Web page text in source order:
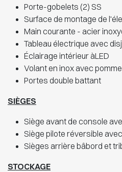
Porte-gobelets (2) SS
Surface de montage de
Main courante - acier
Tableau électrique avec
Éclairage intérieur àLED
Volant en inox avec
Portes double battant
SIÈGES
Siège avant de console
Siège pilote réversible
Sièges arrière bâbord et
STOCKAGE